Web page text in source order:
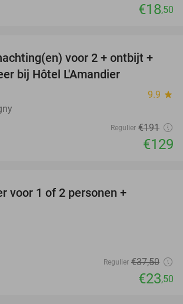
€18,50
32%
voor 2 + ontbijt +
bij Hôtel L'Amandier
9.9 star
Regulier €191
€129
voor 1 of 2 personen +
Regulier €37,50
€23,50